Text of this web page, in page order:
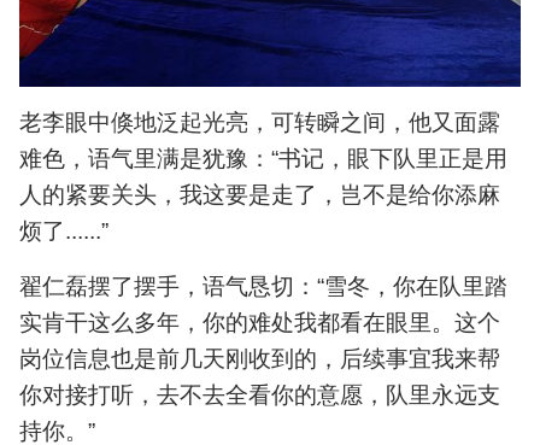
老李眼中倏地泛起光亮，可转瞬之间，他又面露
难色，语气里满是犹豫：“书记，眼下队里正是用
人的紧要关头，我这要是走了，岂不是给你添麻
烦了......”
翟仁磊摆了摆手，语气恳切：“雪冬，你在队里踏
实肯干这么多年，你的难处我都看在眼里。这个
岗位信息也是前几天刚收到的，后续事宜我来帮
你对接打听，去不去全看你的意愿，队里永远支
持你。”